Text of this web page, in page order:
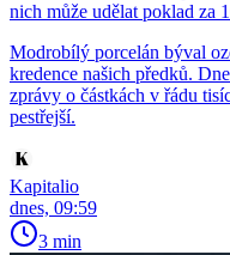
nich může udělat poklad za
Modrobílý porcelán býval
kredence našich předků.
zprávy o částkách v řádu
pestřejší.
Kapitalio
dnes, 09:59
3 min